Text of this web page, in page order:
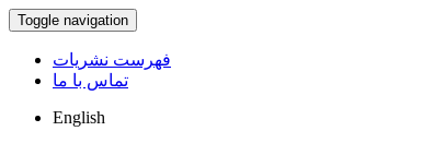
Toggle navigation
فهرست نشریات
تماس با ما
English